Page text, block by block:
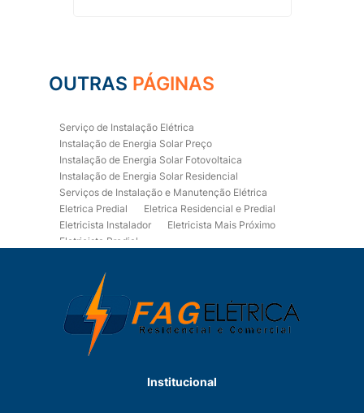
OUTRAS PÁGINAS
Serviço de Instalação Elétrica
Instalação de Energia Solar Preço
Instalação de Energia Solar Fotovoltaica
Instalação de Energia Solar Residencial
Serviços de Instalação e Manutenção Elétrica
Eletrica Predial
Eletrica Residencial e Predial
Eletricista Instalador
Eletricista Mais Próximo
Eletricista Predial
Eletricista Residencial
Eletricista Residencial E Predial
Eletricistas de Manutenção
Empresa de Instalações Elétricas
Empresa de Manutenção Eletrica
Empresa de Prestação de Serviços Eletricos
Fiação para Instalação Eletrica Residencial
Institucional